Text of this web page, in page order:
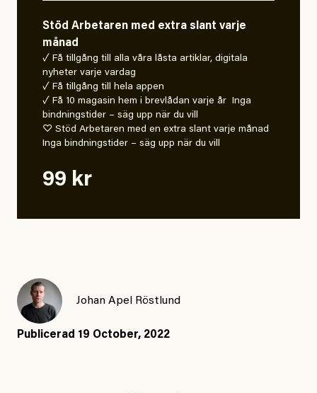
Stöd Arbetaren med extra slant varje
månad
✓ Få tillgång till alla våra låsta artiklar, digitala
nyheter varje vardag
✓ Få tillgång till hela appen
✓ Få 10 magasin hem i brevlådan varje år Inga
bindningstider – säg upp när du vill
♡ Stöd Arbetaren med en extra slant varje månad
Inga bindningstider – säg upp när du vill
99 kr
Johan Apel Röstlund
Publicerad 19 October, 2022